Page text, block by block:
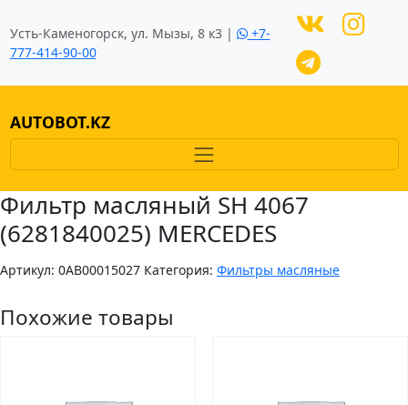
Усть-Каменогорск, ул. Мызы, 8 к3 |
+7-
777-414-90-00
AUTOBOT.KZ
Фильтр масляный SH 4067
(6281840025) MERCEDES
Артикул: 0AB00015027 Категория: Фильтры масляные
Похожие товары